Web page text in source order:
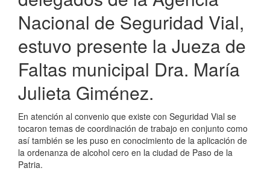
Nacional de Seguridad Vial,
estuvo presente la Jueza de
Faltas municipal Dra. María
Julieta Giménez.
En atención al convenio que existe con Seguridad Vial se
tocaron temas de coordinación de trabajo en conjunto como
así también se les puso en conocimiento de la aplicación de
la ordenanza de alcohol cero en la ciudad de Paso de la
Patria.